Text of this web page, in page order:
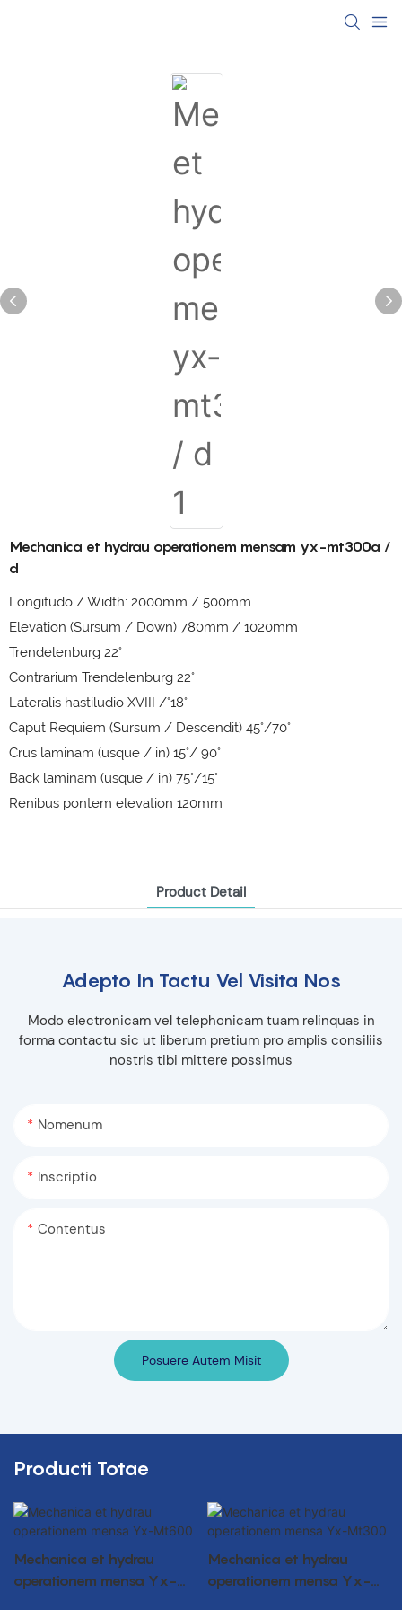
Mechanica et hydrau operationem mensam yx-mt300a /
d
Longitudo / Width: 2000mm / 500mm
Elevation (Sursum / Down) 780mm / 1020mm
Trendelenburg 22°
Contrarium Trendelenburg 22°
Lateralis hastiludio XVIII /°18°
Caput Requiem (Sursum / Descendit) 45°/70°
Crus laminam (usque / in) 15°/ 90°
Back laminam (usque / in) 75°/15°
Renibus pontem elevation 120mm
Product Detail
Adepto In Tactu Vel Visita Nos
Modo electronicam vel telephonicam tuam relinquas in
forma contactu sic ut liberum pretium pro amplis consiliis
nostris tibi mittere possimus
Nomenum
Inscriptio
Contentus
Posuere Autem Misit
Producti Totae
Mechanica et hydrau
operationem mensa Yx-
Mechanica et hydrau
operationem mensa Yx-